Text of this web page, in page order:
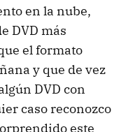
en la nube,
DVD más
el formato
y que de vez
DVD con
caso reconozco
este